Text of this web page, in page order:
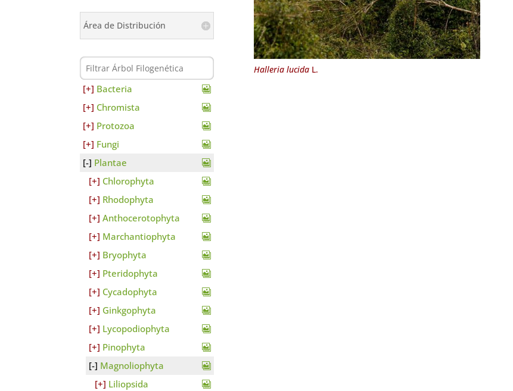
Área de Distribución
Bacteria
Chromista
Protozoa
Fungi
Plantae
Chlorophyta
Rhodophyta
Anthocerotophyta
Marchantiophyta
Bryophyta
Pteridophyta
Cycadophyta
Ginkgophyta
Lycopodiophyta
Pinophyta
Magnoliophyta
Liliopsida
Halleria lucidaL.